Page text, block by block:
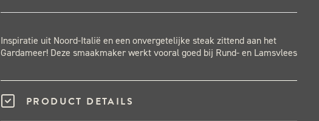
Inspiratie uit Noord-Italië en een onvergetelijke steak zittend aan het
Gardameer! Deze smaakmaker werkt vooral goed bij Rund- en Lamsvlees
PRODUCT DETAILS